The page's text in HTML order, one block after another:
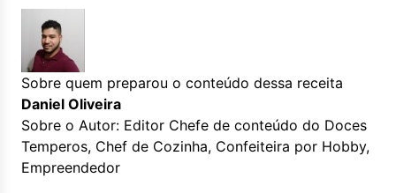
Sobre quem preparou o conteúdo dessa receita
Daniel Oliveira
Sobre o Autor: Editor Chefe de conteúdo do Doces
Temperos, Chef de Cozinha, Confeiteira por Hobby,
Empreendedor